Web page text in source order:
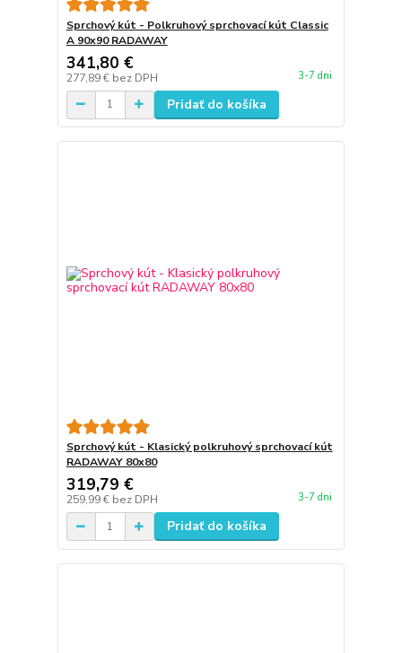
Sprchový kút - Polkruhový sprchovací kút Classic
A 90x90 RADAWAY
341,80 €
277,89 € bez DPH 3-7 dni
Pridať do košíka
Sprchový kút - Klasický polkruhový sprchovací kút
RADAWAY 80x80
319,79 €
259,99 € bez DPH 3-7 dni
Pridať do košíka